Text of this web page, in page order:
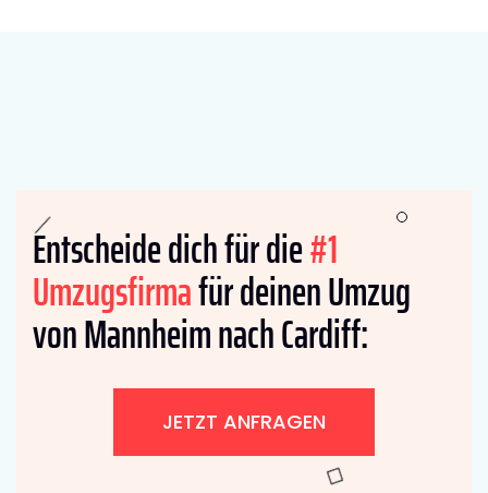
Entscheide dich für die#1
Umzugsfirmafür deinen Umzug
von Mannheim nach Cardiff:
JETZT ANFRAGEN